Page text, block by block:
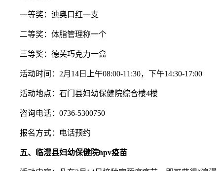
一等奖：迪奥口红一支
二等奖：体脂管理称一个
三等奖：德芙巧克力一盒
活动时间：2月14日上午08:00-11:30，下午14:30-17:00
活动地点：石门县妇幼保健院综合楼4楼
咨询电话：0736-5300750
报名方式：电话预约
五、临澧县妇幼保健院hpv疫苗